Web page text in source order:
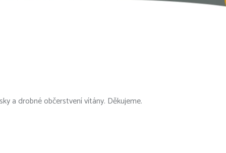
a drobné občerstvení vítány. Děkujeme.